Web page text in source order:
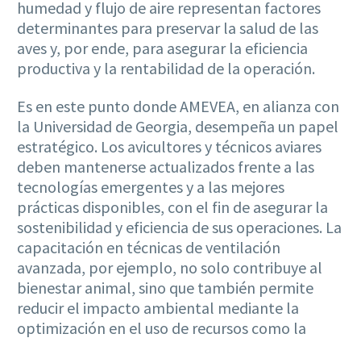
humedad y flujo de aire representan factores
determinantes para preservar la salud de las
aves y, por ende, para asegurar la eficiencia
productiva y la rentabilidad de la operación.
Es en este punto donde AMEVEA, en alianza con
la Universidad de Georgia, desempeña un papel
estratégico. Los avicultores y técnicos aviares
deben mantenerse actualizados frente a las
tecnologías emergentes y a las mejores
prácticas disponibles, con el fin de asegurar la
sostenibilidad y eficiencia de sus operaciones. La
capacitación en técnicas de ventilación
avanzada, por ejemplo, no solo contribuye al
bienestar animal, sino que también permite
reducir el impacto ambiental mediante la
optimización en el uso de recursos como la